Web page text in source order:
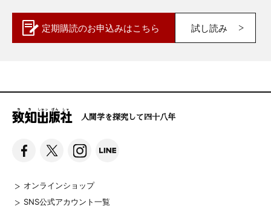
定期購読のお申込みはこちら 試し読み
人間学を探究して四十八年
オンラインショップ
SNS公式アカウント一覧